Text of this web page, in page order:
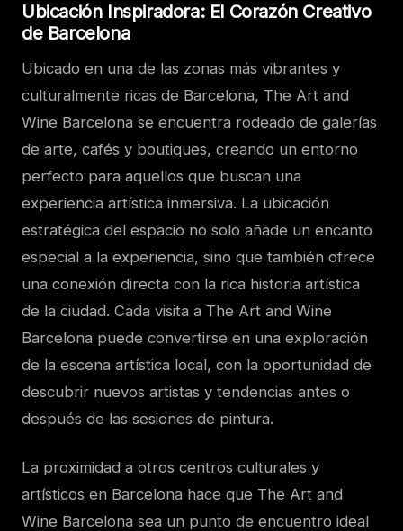
Ubicación Inspiradora: El Corazón Creativo
de Barcelona
Ubicado en una de las zonas más vibrantes y
culturalmente ricas de Barcelona, The Art and
Wine Barcelona se encuentra rodeado de galerías
de arte, cafés y boutiques, creando un entorno
perfecto para aquellos que buscan una
experiencia artística inmersiva. La ubicación
estratégica del espacio no solo añade un encanto
especial a la experiencia, sino que también ofrece
una conexión directa con la rica historia artística
de la ciudad. Cada visita a The Art and Wine
Barcelona puede convertirse en una exploración
de la escena artística local, con la oportunidad de
descubrir nuevos artistas y tendencias antes o
después de las sesiones de pintura.
La proximidad a otros centros culturales y
artísticos en Barcelona hace que The Art and
Wine Barcelona sea un punto de encuentro ideal